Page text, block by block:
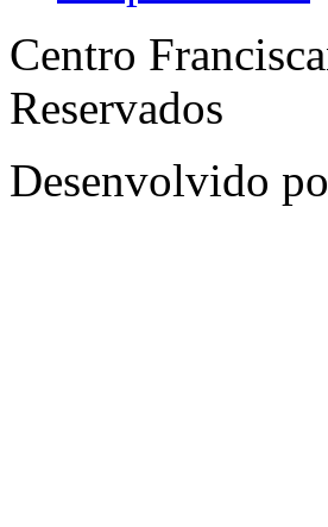
Centro
Reservados
Desenvolvido